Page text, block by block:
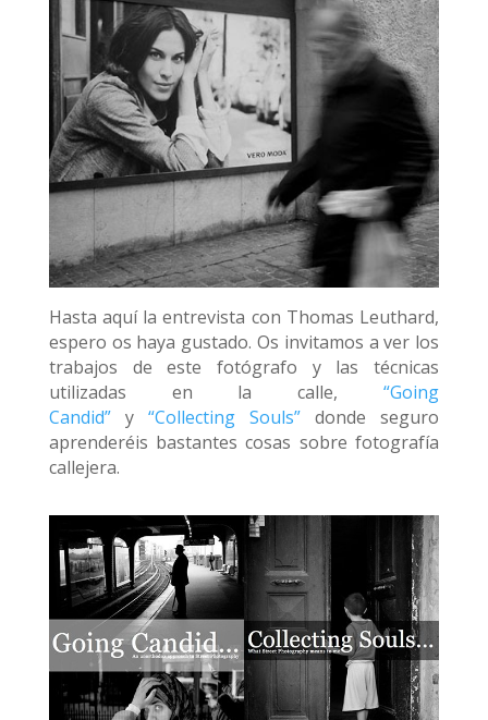
Hasta aquí la entrevista con Thomas Leuthard,
espero os haya gustado. Os invitamos a ver los
trabajos de este fotógrafo y las técnicas
utilizadas en la calle,“Going
Candid”y “Collecting Souls” donde seguro
aprenderéis bastantes cosas sobre fotografía
callejera.